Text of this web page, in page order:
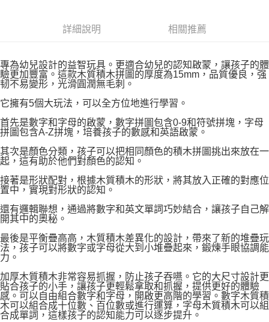
付款後全家取貨
付款後萊爾富取貨
每筆NT$100，滿NT$999(含以上)免運費
7-11取貨付款
每筆NT$85，滿NT$999(含以上)免運費
每筆NT$85，滿NT$999(含以上)免運費
宅配
詳細說明 相關推薦
專為幼兒設計的益智玩具。更適合幼兒的認知啟蒙，讓孩子的體
驗更加豐富。這款木質積木拼圖的厚度為15mm，品質優良，强
韧不易變形，光滑圓潤無毛刺。
它擁有5個大玩法，可以全方位地進行學習。
首先是數字和字母的啟蒙，數字拼圖包含0-9和符號拼塊，字母
拼圖包含A-Z拼塊，培養孩子的數感和英語啟蒙。
其次是顏色分類，孩子可以把相同顏色的積木拼圖挑出來放在一
起，這有助於他們對顏色的認知。
接著是形狀配對，根據木質積木的形狀，將其放入正確的對應位
置中，實現對形狀的認知。
還有邏輯聯想，通過將數字和英文單詞巧妙結合，讓孩子自己解
開其中的奧秘。
最後是平衡疊高高，木質積木差異化的設計，帶來了新的堆疊玩
法，孩子可以將數字或字母從大到小堆疊起來，鍛煉手眼協調能
力。
加厚木質積木非常容易抓握，防止孩子吞嚥。它的大尺寸設計更
貼合孩子的小手，讓孩子更輕鬆拿取和抓握，提供更好的體驗
感。可以自由組合數字和字母，開啟更高階的學習。數字木質積
木可以組合成十位數、百位數或進行運算，字母木質積木可以組
合成單詞，這樣孩子的認知能力可以逐步提升。